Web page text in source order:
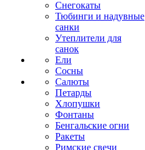
Снегокаты
Тюбинги и надувные
санки
Утеплители для
санок
Ели
Сосны
Салюты
Петарды
Хлопушки
Фонтаны
Бенгальские огни
Ракеты
Римские свечи